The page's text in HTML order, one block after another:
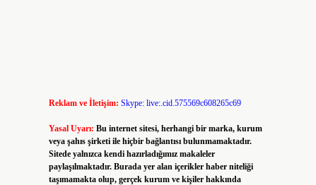
Reklam ve İletişim: Skype: live:.cid.575569c608265c69
Yasal Uyarı: Bu internet sitesi, herhangi bir marka, kurum
veya şahıs şirketi ile hiçbir bağlantısı bulunmamaktadır.
Sitede yalnızca kendi hazırladığımız makaleler
paylaşılmaktadır. Burada yer alan içerikler haber niteliği
taşımamakta olup, gerçek kurum ve kişiler hakkında